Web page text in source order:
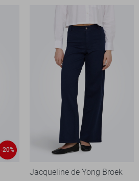
-20%
Jacqueline de Yong Broek